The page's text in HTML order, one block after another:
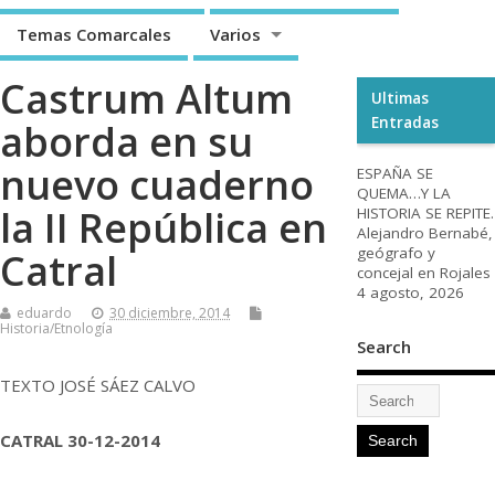
Temas Comarcales Varios
Castrum Altum
aborda en su
nuevo cuaderno
la II República en
Catral
eduardo
30 diciembre, 2014
Historia/Etnología
TEXTO JOSÉ SÁEZ CALVO
CATRAL 30-12-2014
Ultimas
Entradas
ESPAÑA SE
QUEMA…Y LA
HISTORIA SE REPITE.
Alejandro Bernabé,
geógrafo y
concejal en Rojales
4 agosto, 2026
Search